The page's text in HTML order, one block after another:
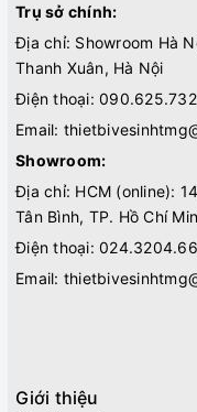
Trụ sở chính:
Địa chỉ: Showroom Hà
Thanh Xuân, Hà Nội
Điện thoại:
Email:
Showroom:
Địa chỉ: HCM (online):
Tân Bình, TP. Hồ Chí
Điện thoại:
Email:
Giới thiệu